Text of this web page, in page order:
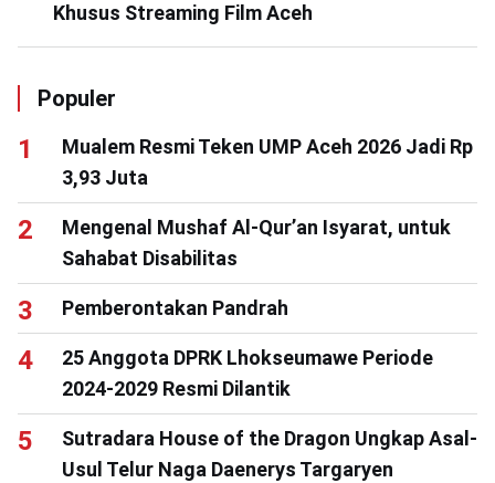
Khusus Streaming Film Aceh
Populer
Mualem Resmi Teken UMP Aceh 2026 Jadi Rp
3,93 Juta
Mengenal Mushaf Al-Qur’an Isyarat, untuk
Sahabat Disabilitas
Pemberontakan Pandrah
25 Anggota DPRK Lhokseumawe Periode
2024-2029 Resmi Dilantik
Sutradara House of the Dragon Ungkap Asal-
Usul Telur Naga Daenerys Targaryen